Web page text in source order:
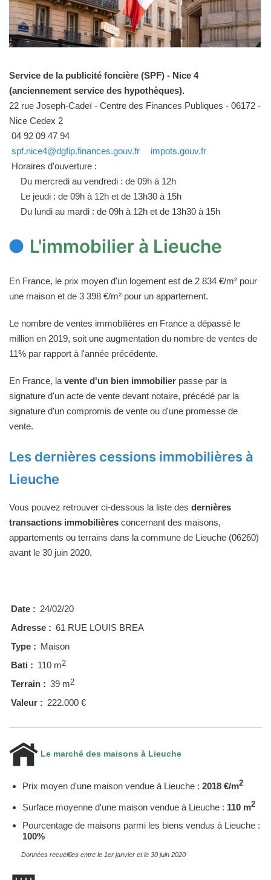
Service de la publicité foncière (SPF) - Nice 4
(anciennement service des hypothèques).
22 rue Joseph-Cadeï - Centre des Finances Publiques - 06172 -
Nice Cedex 2
04 92 09 47 94
spf.nice4@dgfip.finances.gouv.fr
impots.gouv.fr
Horaires d'ouverture :
Du mercredi au vendredi : de 09h à 12h
Le jeudi : de 09h à 12h et de 13h30 à 15h
Du lundi au mardi : de 09h à 12h et de 13h30 à 15h
L'immobilier à Lieuche
En France, le prix moyen d'un logement est de 2 834 €/m² pour
une maison et de 3 398 €/m² pour un appartement.
Le nombre de ventes immobilières en France a dépassé le
million en 2019, soit une augmentation du nombre de ventes de
11% par rapport à l'année précédente.
En France, la vente d'un bien immobilier passe par la
signature d'un acte de vente devant notaire, précédé par la
signature d'un compromis de vente ou d'une promesse de
vente.
Les dernières cessions immobilières à
Lieuche
Vous pouvez retrouver ci-dessous la liste des dernières
transactions immobilières concernant des maisons,
appartements ou terrains dans la commune de Lieuche (06260)
avant le 30 juin 2020.
Date : 24/02/20
Adresse : 61 RUE LOUIS BREA
Type : Maison
Bati : 110 m2
Terrain : 39 m2
Valeur : 222.000 €
Le marché des maisons à Lieuche
Prix moyen d'une maison vendue à Lieuche : 2018 €/m2
Surface moyenne d'une maison vendue à Lieuche : 110 m2
Pourcentage de maisons parmi les biens vendus à Lieuche :
100%
Données recueillies entre le 1er janvier et le 30 juin 2020